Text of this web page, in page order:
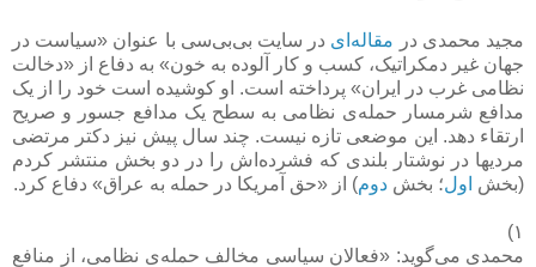
مجید محمدی در مقاله‌ای در سایت بی‌بی‌سی با عنوان «سیاست در
جهان غیر دمکراتیک، کسب و کار آلوده به خون» به دفاع از «دخالت
نظامی غرب در ایران» پرداخته است. او کوشیده است خود را از یک
مدافع شرمسار حمله‌ی نظامی به سطح یک مدافع جسور و صریح
ارتقاء دهد. این موضعی تازه نیست. چند سال پیش نیز دکتر مرتضی
مردیها در نوشتار بلندی که فشرده‌اش را در دو بخش منتشر کردم
(بخش اول؛ بخش دوم) از «حق آمریکا در حمله به عراق» دفاع کرد.
۱)
محمدی می‌گوید: «فعالان سیاسی مخالف حمله‌ی نظامی، از منافع